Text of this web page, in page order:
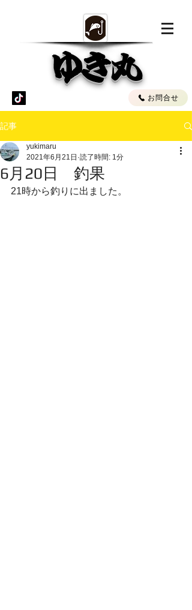
ゆき丸
お問合せ
記事
6月20日 釣果
yukimaru
2021年6月21日 読了時間: 1分
21時から釣りに出ました。